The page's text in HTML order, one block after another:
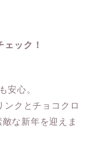
ック！
安心。
ンクとチョコクロ
な新年を迎えま